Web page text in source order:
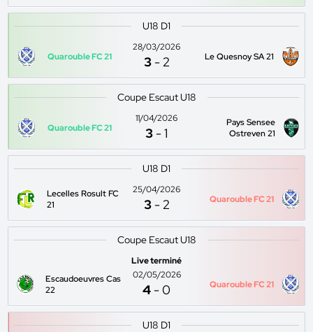
U18 D1
Quarouble FC 21
28/03/2026
3 -2 Le Quesnoy SA 21
Coupe Escaut U18
Quarouble FC 21
11/04/2026
3 -1
Pays Sensee
Ostreven 21
U18 D1
Lecelles Rosult FC
21
25/04/2026
3 -2 Quarouble FC 21
Coupe Escaut U18
Live terminé
Escaudoeuvres Cas
22
02/05/2026
4 -0 Quarouble FC 21
U18 D1